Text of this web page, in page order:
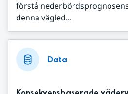
förstå
denna vägled...
Data